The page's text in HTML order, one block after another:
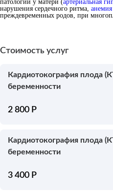
патологии у матери (артериальная
нарушения сердечного ритма, анемия
преждевременных родов, при
Стоимость услуг
Кардиотокография плода
беременности
2 800 Р
Кардиотокография плода
беременности
3 400 Р